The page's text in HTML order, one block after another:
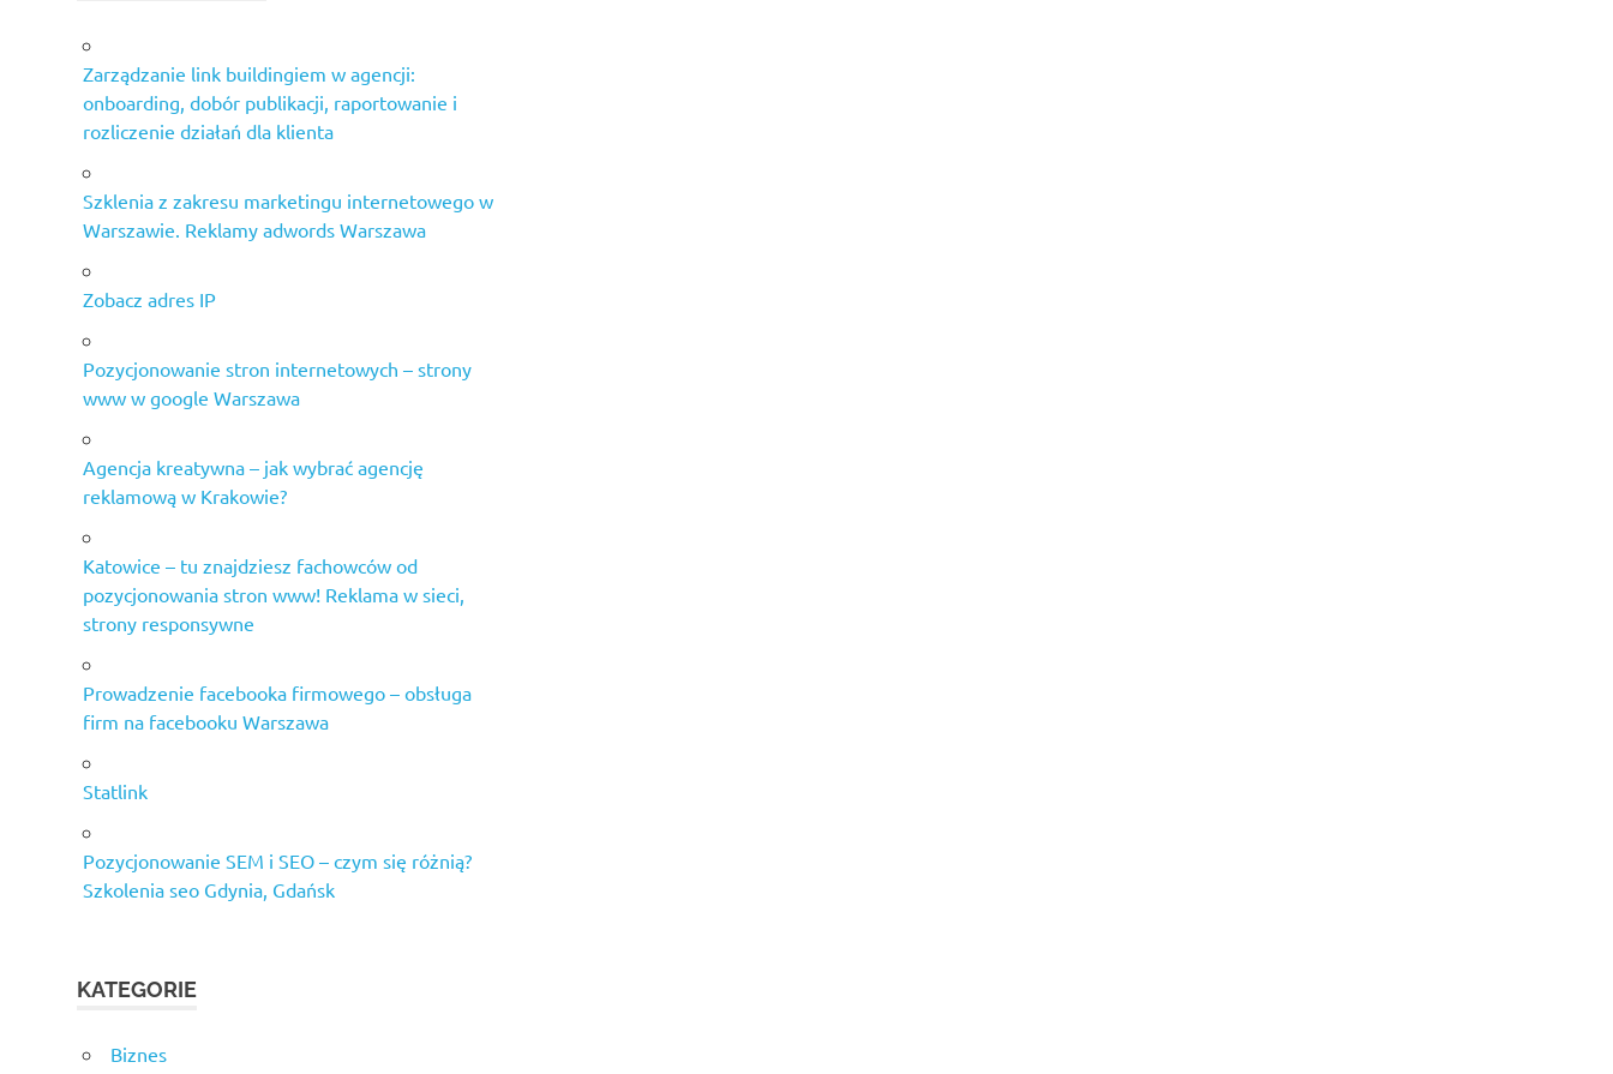
Zarządzanie link buildingiem w agencji:
onboarding, dobór publikacji, raportowanie i
rozliczenie działań dla klienta
Szklenia z zakresu marketingu internetowego w
Warszawie. Reklamy adwords Warszawa
Zobacz adres IP
Pozycjonowanie stron internetowych – strony
www w google Warszawa
Agencja kreatywna – jak wybrać agencję
reklamową w Krakowie?
Katowice – tu znajdziesz fachowców od
pozycjonowania stron www! Reklama w sieci,
strony responsywne
Prowadzenie facebooka firmowego – obsługa
firm na facebooku Warszawa
Statlink
Pozycjonowanie SEM i SEO – czym się różnią?
Szkolenia seo Gdynia, Gdańsk
KATEGORIE
Biznes